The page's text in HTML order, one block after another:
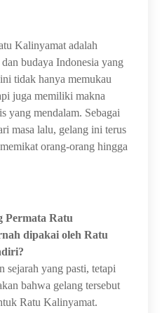
Kalinyamat adalah
budaya Indonesia yang
tidak hanya memukau
juga memiliki makna
yang mendalam. Sebagai
masa lalu, gelang ini terus
orang-orang hingga
Permata Ratu
dipakai oleh Ratu
sejarah yang pasti, tetapi
bahwa gelang tersebut
Ratu Kalinyamat.